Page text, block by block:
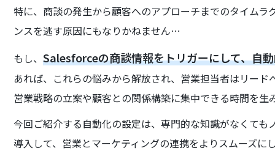
特に、商談の発生から顧客へのアプローチまでのタイム
ンスを逃す原因にもなりかねません…
もし、Salesforceの商談情報をトリガーにして、自
あれば、これらの悩みから解放され、営業担当者はリー
営業戦略の立案や顧客との関係構築に集中できる時間を生
今回ご紹介する自動化の設定は、専門的な知識がなくて
導入して、営業とマーケティングの連携をよりスムーズに